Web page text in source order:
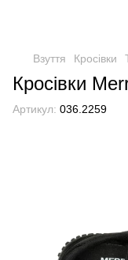
Взуття Кросівки
Кросівки
Артикул: 036.2259